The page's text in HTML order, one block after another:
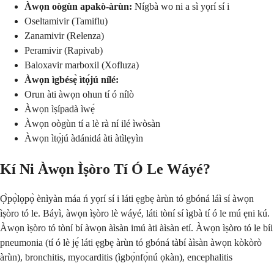
Àwọn oògùn apakò-àrùn: Nígbà wo ni a sì yọrí sí i
Oseltamivir (Tamiflu)
Zanamivir (Relenza)
Peramivir (Rapivab)
Baloxavir marboxil (Xofluza)
Àwọn ìgbésẹ̀ ìtọ́jú nílé:
Orun àti àwọn ohun tí ó nílò
Àwọn ìṣípadà ìwẹ́
Àwọn oògùn tí a lè rà ní ilé ìwòsàn
Àwọn ìtọ́jú àdánidá àti àtìlẹyìn
Kí Ni Àwọn Ìṣòro Tí Ó Le Wáyé?
Ọ̀pọ̀lọpọ̀ ènìyàn máa ń yọrí sí i láti ẹgbẹ àrùn tó gbóná láì sí àwọn
ìṣòro tó le. Báyì, àwọn ìṣòro lè wáyé, láti tòní sí ìgbà tí ó le mú ẹni kú.
Àwọn ìṣòro tó tòní bí àwọn àìsàn imú àti àìsàn etí. Àwọn ìṣòro tó le bíi
pneumonia (tí ó lè jẹ́ láti ẹgbẹ àrùn tó gbóná tàbí àìsàn àwọn kòkòrò
àrùn), bronchitis, myocarditis (ìgbọ́nfọ́nú ọkàn), encephalitis